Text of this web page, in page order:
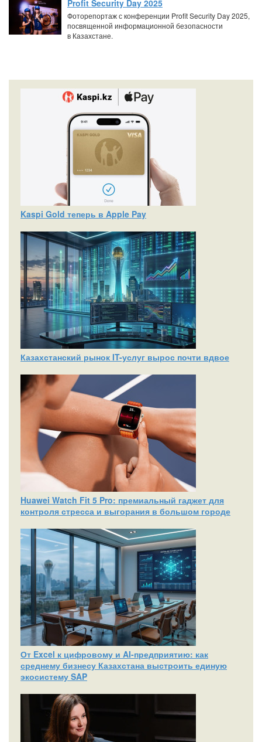
Profit Security Day 2025
Фоторепортаж с конференции Profit Security Day 2025,
посвященной информационной безопасности
в Казахстане.
Kaspi Gold теперь в Apple Pay
Казахстанский рынок IT-услуг вырос почти вдвое
Huawei Watch Fit 5 Pro: премиальный гаджет для
контроля стресса и выгорания в большом городе
От Excel к цифровому и AI‑предприятию: как
среднему бизнесу Казахстана выстроить единую
экосистему SAP